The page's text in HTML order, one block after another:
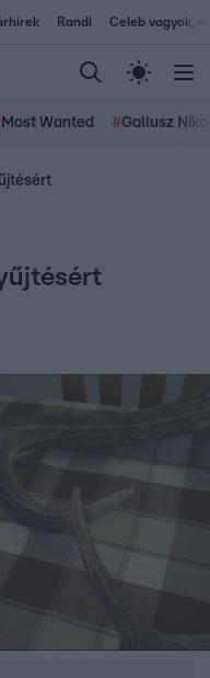
Randi Celeb vagyok,
Most Wanted #Gallusz